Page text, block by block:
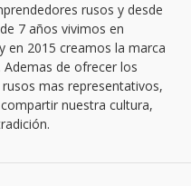
rusos y desde
7 años vivimos en
en 2015 creamos la marca
Ademas de ofrecer los
mas representativos,
nuestra cultura,